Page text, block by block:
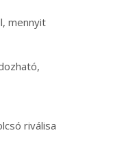
mennyit
riválisa